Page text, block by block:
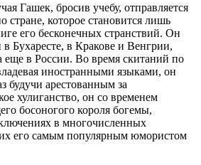
Гашек, бросив учебу, отправляется
стране, которое становится лишь
его бесконечных странствий. Он
Бухаресте, в Кракове и Венгрии,
в России. Во время скитаний по
иностранными языками, он
будучи арестованным за
хулиганство, он со временем
босоногого короля богемы,
в многочисленных
его самым популярным юмористом